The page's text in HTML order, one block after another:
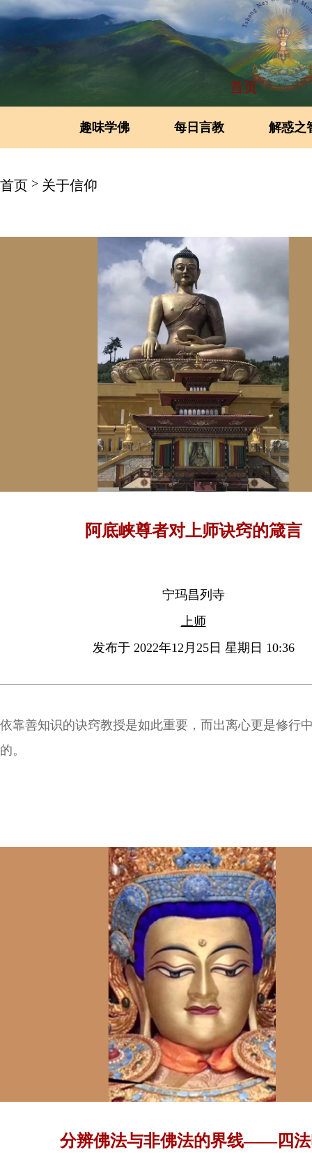
首页
趣味学佛 每日言教 解惑之
首页 > 关于信仰
阿底峡尊者对上师诀窍的箴言
宁玛昌列寺
上师
发布于 2022年12月25日 星期日 10:36
依靠善知识的诀窍教授是如此重要，而出离心更是修行
的。
分辨佛法与非佛法的界线——四